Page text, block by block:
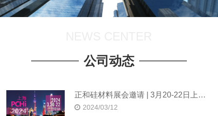
公司动态
正和硅材料展会邀请 | 3月20-22日上海PCHi
2024/03/12